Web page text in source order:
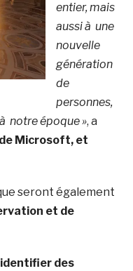
entier, mais
aussi à une
nouvelle
génération
de
personnes,
notre époque », a
Microsoft, et
seront également
et de
des